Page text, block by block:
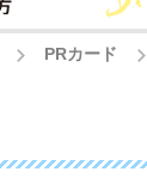
PRカード